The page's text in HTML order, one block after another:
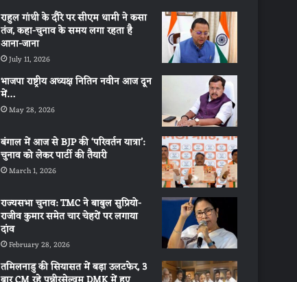
राहुल गांधी के दौरे पर सीएम धामी ने कसा
तंज, कहा-चुनाव के समय लगा रहता है
आना-जाना
July 11, 2026
भाजपा राष्ट्रीय अध्यक्ष नितिन नवीन आज दून
में…
May 28, 2026
बंगाल में आज से BJP की ‘परिवर्तन यात्रा’:
चुनाव को लेकर पार्टी की तैयारी
March 1, 2026
राज्यसभा चुनाव: TMC ने बाबुल सुप्रियो-
राजीव कुमार समेत चार चेहरों पर लगाया
दांव
February 28, 2026
तमिलनाडु की सियासत में बड़ा उलटफेर, 3